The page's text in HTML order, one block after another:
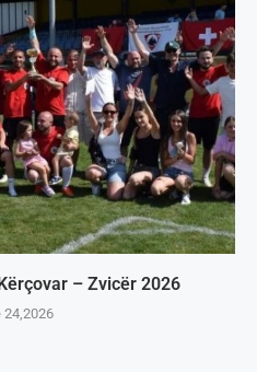
– Zvicër 2026
24,2026